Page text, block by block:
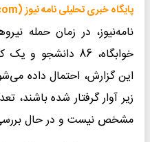
پایگاه خبری تحلیلی نامه نیوز (namehnews.com) :
نامه‌نیوز، در زمان حمله
خوابگاه، 86
این گزارش، احتمال داده
زیر آوار گرفتار شده باشند،
مشخص نیست و در حال